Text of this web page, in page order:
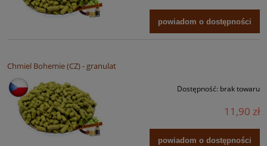
powiadom o dostępności
Chmiel Bohemie (CZ) - granulat
Dostępność: brak towaru
11,90 zł
powiadom o dostępności